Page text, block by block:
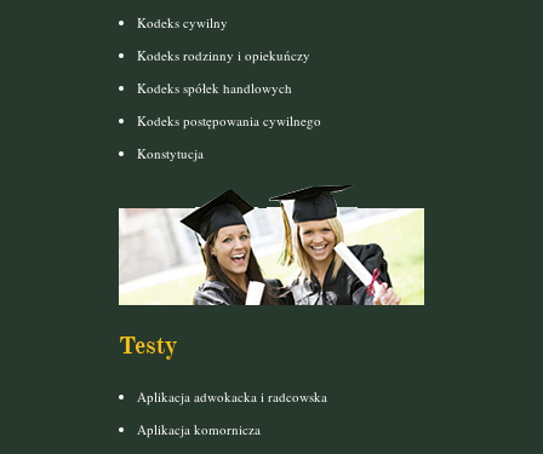
Kodeks cywilny
Kodeks rodzinny i opiekuńczy
Kodeks spółek handlowych
Kodeks postępowania cywilnego
Konstytucja
Testy
Aplikacja adwokacka i radcowska
Aplikacja komornicza